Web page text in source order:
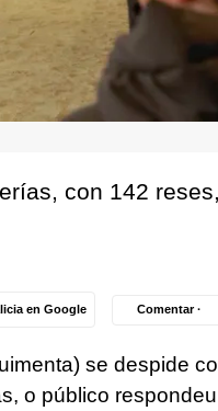
con 142 reses,
en Google Comentar ·
se despide
o público respondeu